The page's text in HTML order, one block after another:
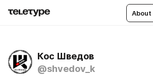
Кос Шведов
@shvedov_k